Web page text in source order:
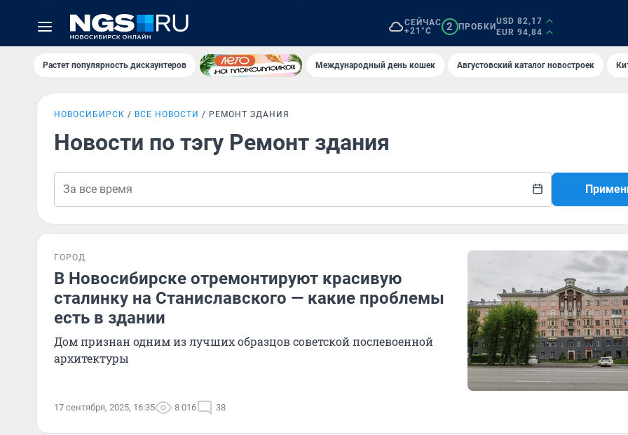
СЕЙЧАС
+21°C
2 ПРОБКИ
USD 82,17
EUR 94,84
Растет популярность дискаунтеров Международный день кошек Августовский каталог новостроек
НОВОСИБИРСК ВСЕ НОВОСТИ РЕМОНТ ЗДАНИЯ
Новости по тэгу Ремонт здания
ГОРОД
В Новосибирске отремонтируют красивую
сталинку на Станиславского — какие проблемы
есть в здании
Дом признан одним из лучших образцов советской послевоенной
архитектуры
17 сентября, 2025, 16:35 8 016 38